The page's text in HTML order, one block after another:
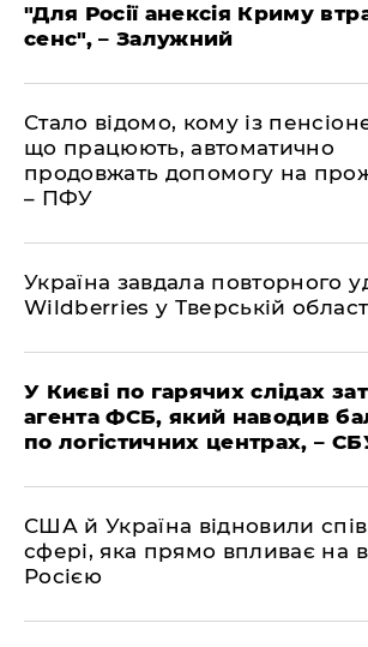
"Для Росії анексія Криму
сенс", – Залужний
Стало відомо, кому із
що працюють, автоматично
продовжать допомогу на
– ПФУ
Україна завдала повторного
Wildberries у Тверській
У Києві по гарячих слідах
агента ФСБ, який наводив
по логістичних центрах, –
США й Україна відновили
сфері, яка прямо впливає на
Росією